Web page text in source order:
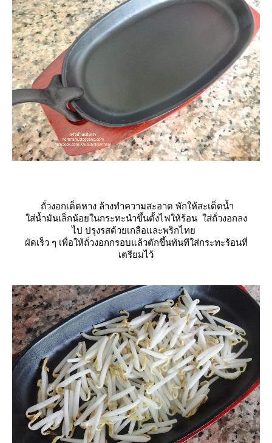
ถั่วงอกเด็ดหาง ล้างทำความสะอาด พักให้สะเด็ดน้ำ
ส่น้ำมันเล็กน้อยในกระทะนำขึ้นตั้งไฟให้ร้อน ใส่ถั่วงอกลง
ไป ปรุงรสด้วยเกลือและพริกไท
ผัดเร็ว ๆ เพื่อให้ถั่วงอกกรอบแล้วตักขึ้นทันทีใส่กระทะร้อนที่
เตรียมไว้